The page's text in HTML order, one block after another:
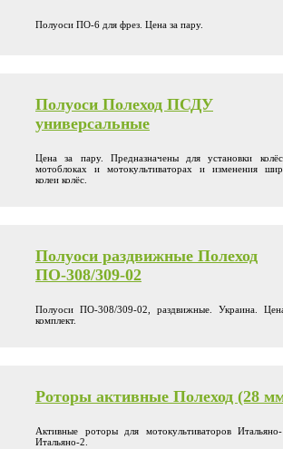
Полуоси ПО-6 для фрез. Цена за пару.
Полуоси Полеход ПСДУ
универсальные
Цена за пару. Предназначены для установки
мотоблоках и мотокультиваторах и изменения
колеи колёс.
Полуоси раздвижные Полеход
ПО-308/309-02
Полуоси ПО-308/309-02, раздвижные. Украина.
комплект.
Роторы активные Полеход (28
Активные роторы для мотокультиваторов
Итальяно-2.